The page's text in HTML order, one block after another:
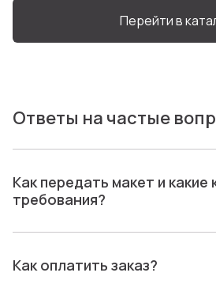
Перейти в
Ответы на частые
Как передать макет и какие
требования?
Как оплатить заказ?